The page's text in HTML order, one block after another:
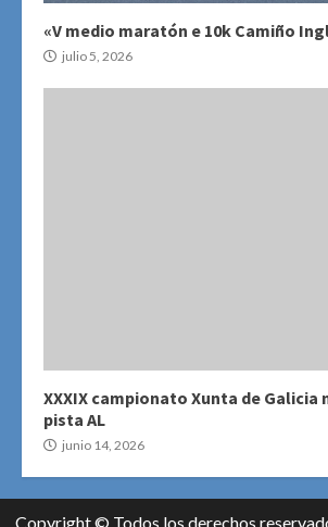
«V medio maratón e 10k Camiño
julio 5, 2026
XXXIX campionato Xunta de Galicia
pista AL
junio 14, 2026
Copyright © Todos los derechos